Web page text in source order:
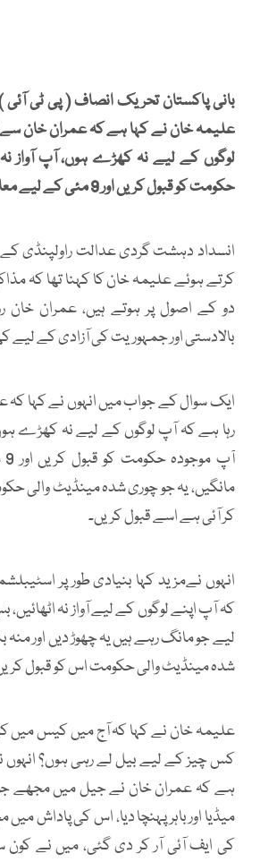
بانی پاکستان تحریک انصاف ( پی ٹی
علیمہ خان نے کہا ہے کہ عمران خان سے
لوگوں کے لیے نہ کھڑے ہوں، آپ آواز نہ
حکومت کو قبول کریں اور 9 مئی کے لیے معافی مانگیں۔
انسداد دہشت گردی عدالت راولپنڈی کے
کرتے ہوئے علیمہ خان کا کہنا تھا کہ
دو کے اصول پر ہوتے ہیں، عمران خان
بالادستی اور جمہوریت کی آزادی کے
ایک سوال کے جواب میں انہوں نے کہا کہ
رہا ہے کہ آپ لوگوں کے لیے نہ کھڑے ہوں،
کر آئی ہے اسے قبول کریں۔
انہوں نےمزید کہا بنیادی طور پر
کہ آپ اپنے لوگوں کے لیے آواز نہ
لیے جو مانگ رہے ہیں یہ چھوڑ دیں اور منہ
شدہ مینڈیٹ والی حکومت اس کو قبول
علیمہ خان نے کہا کہ آج میں کیس میں
کس چیز کے لیے بیل لے رہی ہوں؟ انہوں
ہے کہ عمران خان نے جیل میں مجھے جو
میڈیا اور باہر پہنچا دیا، اس کی پاداش میں
کی ایف آئی آر کر دی گئی، میں نے کون